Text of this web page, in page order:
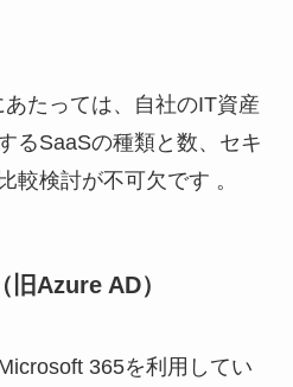
たっては、自社のIT資産
るSaaSの種類と数、セキ
較検討が不可欠です 。
Azure AD）
365を利用してい